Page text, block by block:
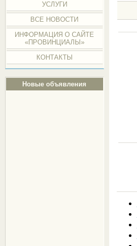
УСЛУГИ
ВСЕ НОВОСТИ
ИНФОРМАЦИЯ О САЙТЕ
«ПРОВИНЦИАЛЫ»
КОНТАКТЫ
Новые объявления